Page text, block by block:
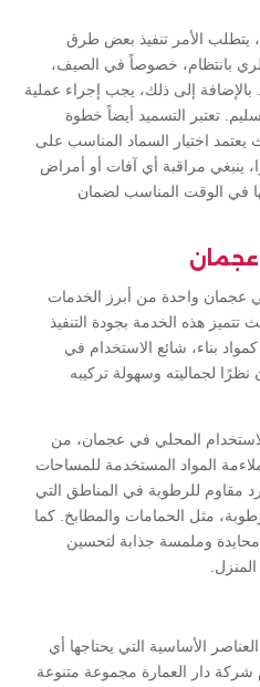
يتطلب الأمر تنفيذ بعض طرق
بانتظام، خصوصاً في الصيف،
إلى ذلك، يجب إجراء عملية
تعتبر التسميد أيضاً خطوة
اختيار السماد المناسب على
ينبغي مراقبة أي آفات أو أمراض
في الوقت المناسب لضمان
عجمان واحدة من أبرز الخدمات
تتميز هذه الخدمة بجودة التنفيذ
بناء، شائع الاستخدام في
لجماليته وسهولة تركيبه
المحلي في عجمان، من
المواد المستخدمة للمساحات
مقاوم للرطوبة في المناطق التي
مثل الحمامات والمطابخ. كما
وملمسة جذابة لتحسين
الأساسية التي يحتاجها أي
دار العمارة مجموعة متنوعة